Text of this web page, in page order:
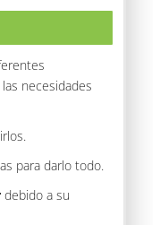
necesidades
para darlo todo.
debido a su